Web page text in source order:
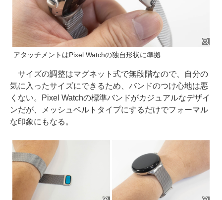
アタッチメントはPixel Watchの独自形状に準拠
サイズの調整はマグネット式で無段階なので、自分の
気に入ったサイズにできるため、バンドのつけ心地は悪
くない。Pixel Watchの標準バンドがカジュアルなデザイ
ンだが、メッシュベルトタイプにするだけでフォーマル
な印象にもなる。